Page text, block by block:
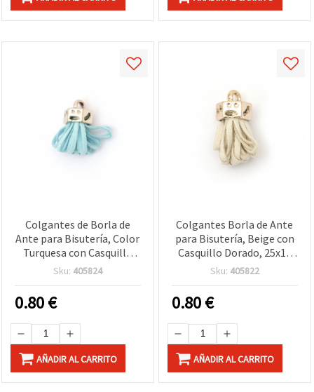
Colgantes de Borla de
Ante para Bisutería, Color
Turquesa con Casquillo
Dorado, 25x11 mm,
Sku: 405824
0.80€
AÑADIR AL CARRITO
Colgantes Borla de Ante
para Bisutería, Beige con
Casquillo Dorado, 25x11
mm, Agujero 3 mm - 2 uds.
Sku: 405822
0.80€
AÑADIR AL CARRITO